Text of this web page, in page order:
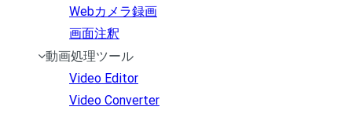
Webカメラ録画
画面注釈
動画処理ツール
Video Editor
Video Converter